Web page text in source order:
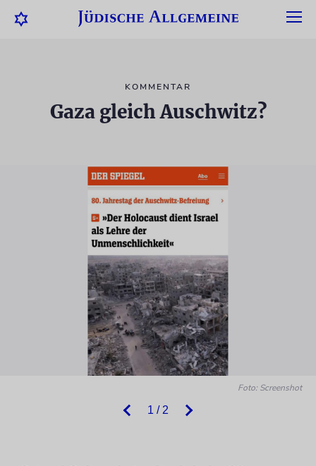
KOMMENTAR
Gaza gleich Auschwitz?
1 / 2
Foto: Screenshot